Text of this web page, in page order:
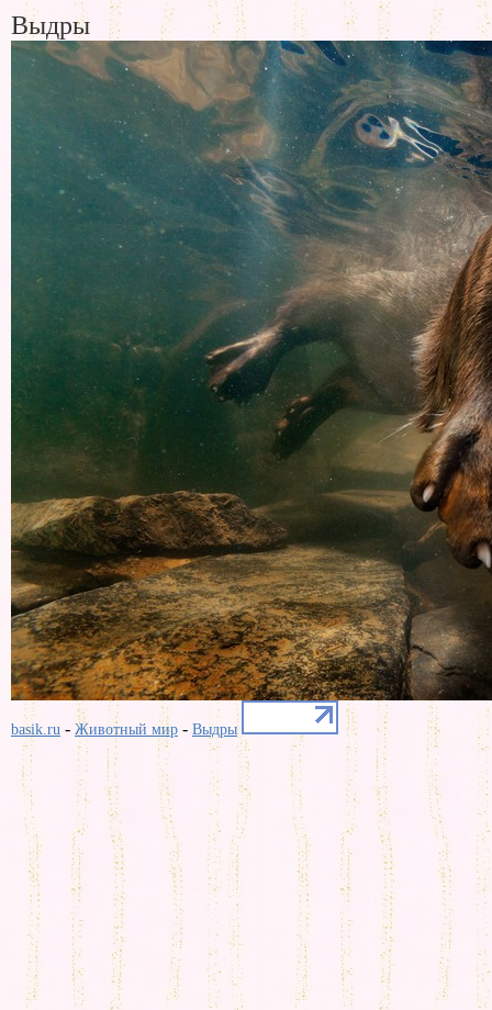
Выдры
basik.ru - Животный мир - Выдры